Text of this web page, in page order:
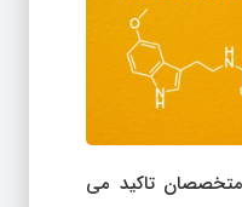
متخصصان تاکید می